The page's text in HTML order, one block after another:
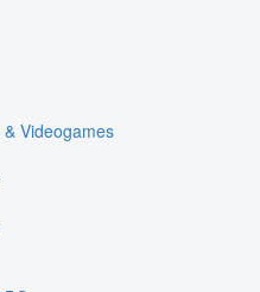
Videogames